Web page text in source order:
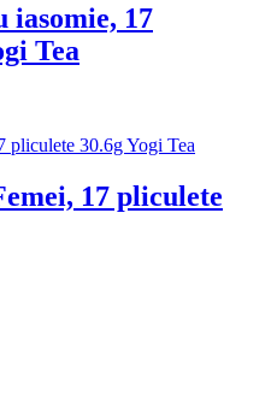
iasomie, 17
Tea
17 pliculete